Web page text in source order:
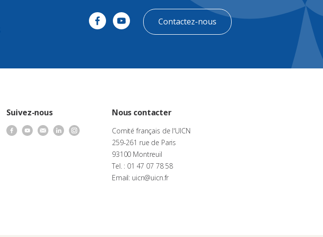
Contactez-nous
Suivez-nous Nous contacter
Comité français de l'UICN
259-261 rue de Paris
93100 Montreuil
Tel. : 01 47 07 78 58
Email: uicn@uicn.fr